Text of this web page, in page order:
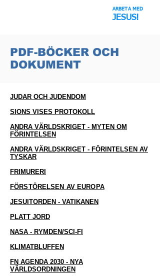
ARBETA MED
JESUS!
PDF-BÖCKER OCH
DOKUMENT
JUDAR OCH JUDENDOM
SIONS VISES PROTOKOLL
ANDRA VÄRLDSKRIGET - MYTEN OM
FÖRINTELSEN
ANDRA VÄRLDSKRIGET - FÖRINTELSEN AV
TYSKAR
FRIMURERI
FÖRSTÖRELSEN AV EUROPA
JESUITORDEN - VATIKANEN
PLATT JORD
NASA - RYMDEN/SCI-FI
KLIMATBLUFFEN
FN AGENDA 2030 - NYA
VÄRLDSORDNINGEN